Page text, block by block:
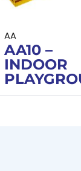
AA
AA10 –
INDOOR